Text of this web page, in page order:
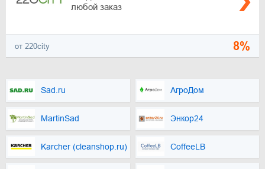
любой заказ
от 220city 8%
Sad.ru АгроДом
MartinSad Энкор24
Karcher (cleanshop.ru) CoffeeLB